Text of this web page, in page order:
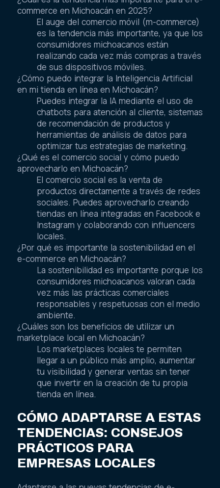
¿Cuál es la tendencia más importante para el e-
commerce en Michoacán en 2025?
El auge del comercio móvil (m-commerce)
es la tendencia más importante, ya que los
consumidores michoacanos están
realizando cada vez más compras a través
de sus dispositivos móviles.
¿Cómo puedo integrar la Inteligencia Artificial
en mi tienda en línea en Michoacán?
Puedes integrar la IA mediante el uso de
chatbots para atención al cliente, sistemas
de recomendación de productos y
herramientas de análisis de datos para
optimizar tus estrategias de marketing.
¿Qué es el comercio social y cómo puedo
aprovecharlo en Michoacán?
El comercio social es la venta de
productos directamente a través de redes
sociales. Puedes aprovecharlo creando
tiendas en línea integradas en Facebook e
Instagram y colaborando con influencers
locales.
¿Por qué es importante la sostenibilidad en el
e-commerce en Michoacán?
La sostenibilidad es importante porque los
consumidores michoacanos valoran cada
vez más las prácticas comerciales
responsables y respetuosas con el medio
ambiente.
¿Cuáles son los beneficios de utilizar un
marketplace local en Michoacán?
Los marketplaces locales te permiten
llegar a un público más amplio, aumentar
tu visibilidad y generar ventas sin tener
que invertir en la creación de tu propia
tienda en línea.
CÓMO ADAPTARSE A ESTAS
TENDENCIAS: CONSEJOS
PRÁCTICOS PARA
EMPRESAS LOCALES